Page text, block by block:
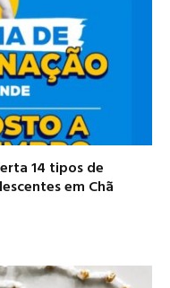
14 tipos de
em Chã